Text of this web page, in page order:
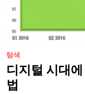
탐색
디지털 시대
법